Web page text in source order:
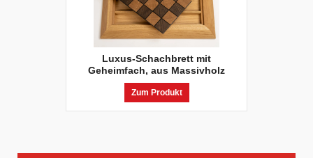
Luxus-Schachbrett mit
Geheimfach, aus Massivholz
Zum Produkt